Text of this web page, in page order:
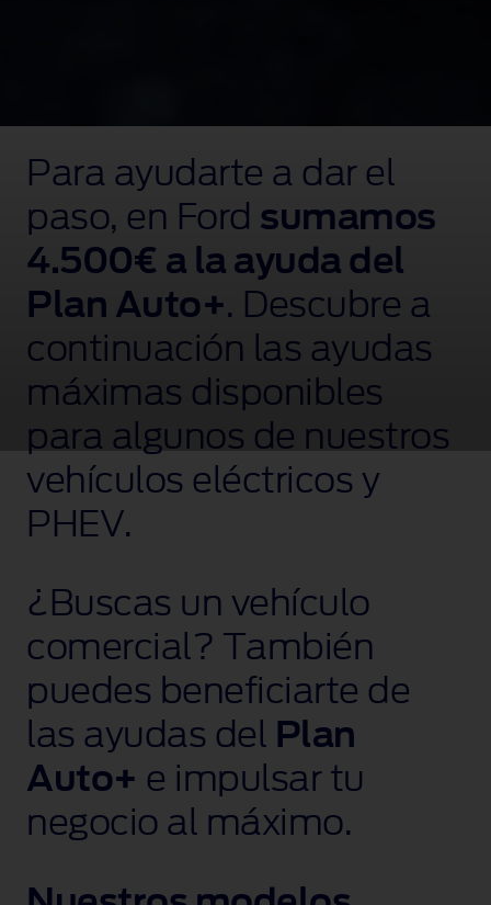
Kuga,
Explorer,
Gen-
Capri
sobre
asfalto
En Ford, sumamos
4.500€a la ayuda del
Plan Auto+
Para ayudarte a dar el
paso, en Ford sumamos
4.500€ a la ayuda del
Plan Auto+. Descubre a
continuación las ayudas
máximas disponibles
para algunos de nuestros
vehículos eléctricos y
PHEV.
¿Buscas un vehículo
comercial? También
puedes beneficiarte de
las ayudas del Plan
Auto+ e impulsar tu
negocio al máximo.